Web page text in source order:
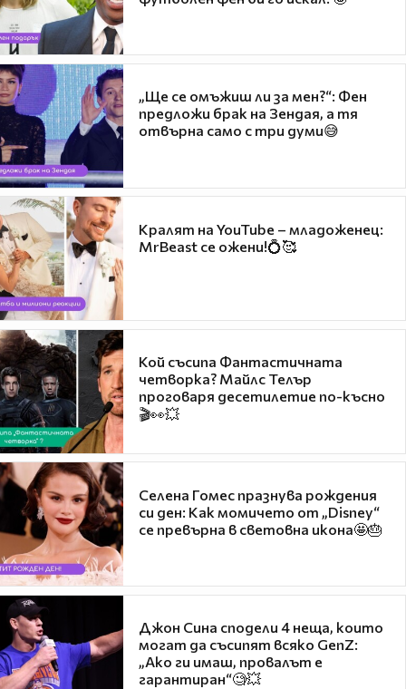
„Ще се омъжиш ли за мен?“: Фен
предложи брак на Зендая, а тя
отвърна само с три думи😅
Кралят на YouTube – младоженец:
MrBeast се ожени!💍🥰
Кой съсипа Фантастичната
четворка? Майлс Телър
проговаря десетилетие по-късно
🎬👀💥
Селена Гомес празнува рождения
си ден: Как момичето от „Disney“
се превърна в световна икона🤩🎂
Джон Сина сподели 4 неща, които
могат да съсипят всяко GenZ:
„Ако ги имаш, провалът е
гарантиран“🧐💥